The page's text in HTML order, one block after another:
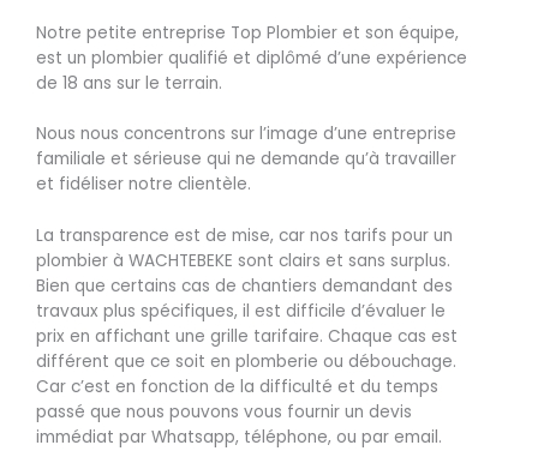
Notre petite entreprise Top Plombier et son équipe,
est un plombier qualifié et diplômé d’une expérience
de 18 ans sur le terrain.
Nous nous concentrons sur l’image d’une entreprise
familiale et sérieuse qui ne demande qu’à travailler
et fidéliser notre clientèle.
La transparence est de mise, car nos tarifs pour un
plombier à WACHTEBEKE sont clairs et sans surplus.
Bien que certains cas de chantiers demandant des
travaux plus spécifiques, il est difficile d’évaluer le
prix en affichant une grille tarifaire. Chaque cas est
différent que ce soit en plomberie ou débouchage.
Car c’est en fonction de la difficulté et du temps
passé que nous pouvons vous fournir un devis
immédiat par Whatsapp, téléphone, ou par email.